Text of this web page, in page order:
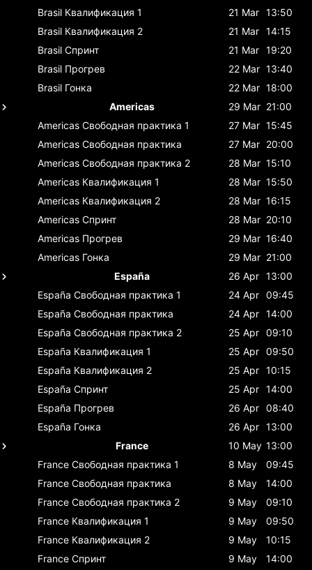
Brasil Квалификация 1 21 Mar 13:50
Brasil Квалификация 2 21 Mar 14:15
Brasil Спринт 21 Mar 19:20
Brasil Прогрев 22 Mar 13:40
Brasil Гонка 22 Mar 18:00
Americas
29 Mar 21:00
Americas Свободная практика 1 27 Mar 15:45
Americas Свободная практика 27 Mar 20:00
Americas Свободная практика 2 28 Mar 15:10
Americas Квалификация 1 28 Mar 15:50
Americas Квалификация 2 28 Mar 16:15
Americas Спринт 28 Mar 20:10
Americas Прогрев 29 Mar 16:40
Americas Гонка 29 Mar 21:00
España
26 Apr 13:00
España Свободная практика 1 24 Apr 09:45
España Свободная практика 24 Apr 14:00
España Свободная практика 2 25 Apr 09:10
España Квалификация 1 25 Apr 09:50
España Квалификация 2 25 Apr 10:15
España Спринт 25 Apr 14:00
España Прогрев 26 Apr 08:40
España Гонка 26 Apr 13:00
France
10 May 13:00
France Свободная практика 1 8 May
09:45
France Свободная практика 8 May
14:00
France Свободная практика 2 9 May
09:10
France Квалификация 1 9 May
09:50
France Квалификация 2 9 May
10:15
France Спринт 9 May
14:00